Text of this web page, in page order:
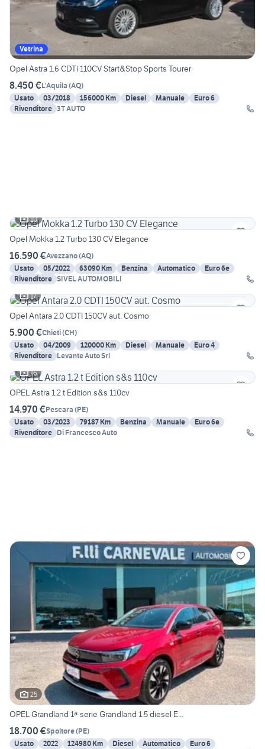
Vetrina
Opel Astra 1.6 CDTi 110CV Start&Stop Sports Tourer
8.450 €L'Aquila (AQ)
Usato
03/2018 156000 Km Diesel Manuale
Euro 6
Rivenditore 3T AUTO
10
Opel Mokka 1.2 Turbo 130 CV Elegance
16.590 €Avezzano(AQ)
Usato
05/2022 63090 Km Benzina Automatico
Euro 6e
Rivenditore SIVEL AUTOMOBILI
17
Opel Antara 2.0 CDTI 150CV aut. Cosmo
5.900 €Chieti(CH)
Usato
04/2009 120000 Km Diesel Manuale
Euro 4
Rivenditore Levante Auto Srl
16
OPEL Astra 1.2 t Edition s&s 110cv
14.970 €Pescara (PE)
Usato
03/2023 79187 Km Benzina Manuale
Euro 6e
Rivenditore Di Francesco Auto
25
OPEL Grandland 1ª serie Grandland 1.5 diesel E...
18.700 €Spoltore(PE)
Usato
2022 124980 Km Diesel Automatico
Euro 6